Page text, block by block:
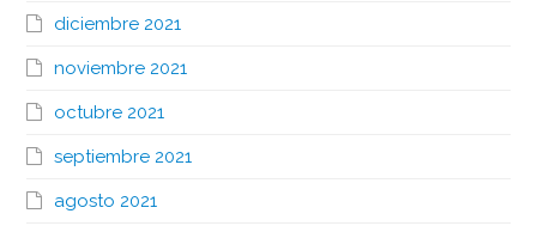
diciembre 2021
noviembre 2021
octubre 2021
septiembre 2021
agosto 2021